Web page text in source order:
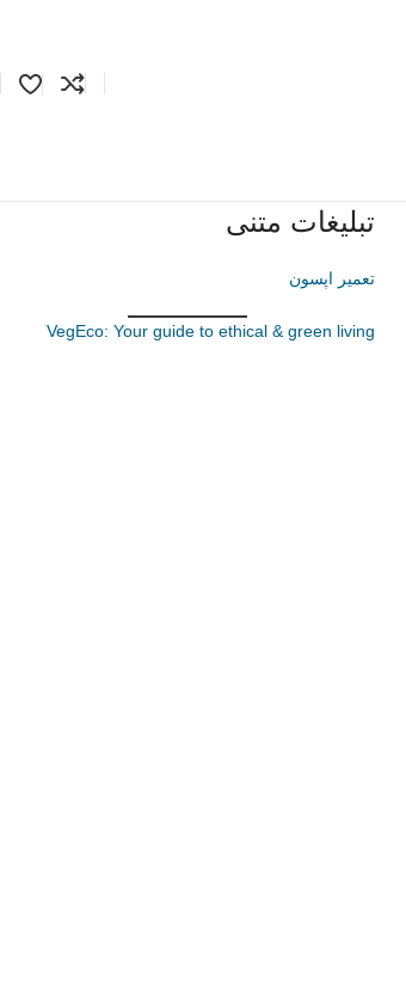
تبلیغات متنی
تعمیر اپسون
VegEco: Your guide to ethical & green living